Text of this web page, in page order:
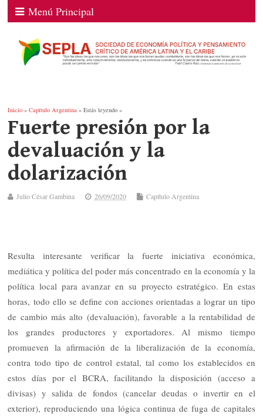
Menú Principal
Inicio »Capítulo Argentina » Estás leyendo »
Fuerte presión por la
devaluación y la
dolarización
Julio César Gambina 26/09/2020 Capítulo Argentina
Resulta interesante verificar la fuerte iniciativa económica,
mediática y política del poder más concentrado en la economía y la
política local para avanzar en su proyecto estratégico. En estas
horas, todo ello se define con acciones orientadas a lograr un tipo
de cambio más alto (devaluación), favorable a la rentabilidad de
los grandes productores y exportadores. Al mismo tiempo
promueven la afirmación de la liberalización de la economía,
contra todo tipo de control estatal, tal como los establecidos en
estos días por el BCRA, facilitando la disposición (acceso a
divisas) y salida de fondos (cancelar deudas o invertir en el
exterior), reproduciendo una lógica continua de fuga de capitales